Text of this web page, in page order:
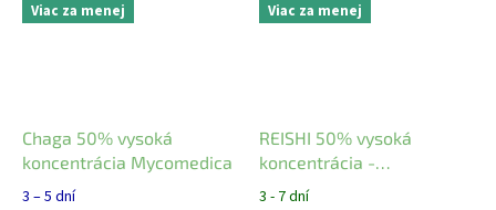
Viac za menej
Chaga 50% vysoká
koncentrácia Mycomedica
3 – 5 dní
Viac za menej
REISHI 50% vysoká
koncentrácia -
MycoMedica
3 - 7 dní